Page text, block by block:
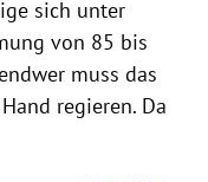
sich unter
von 85 bis
muss das
regieren. Da